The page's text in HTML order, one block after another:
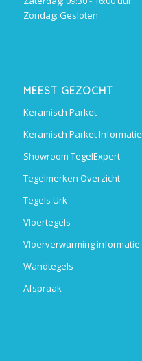
Zondag: Gesloten
MEEST GEZOCHT
Keramisch Parket
Keramisch Parket Informatie
Showroom TegelExpert
Tegelmerken Overzicht
Tegels Urk
Vloertegels
Vloerverwarming informatie
Wandtegels
Afspraak